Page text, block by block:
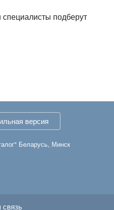
подберут
версия
Беларусь, Минск
связь